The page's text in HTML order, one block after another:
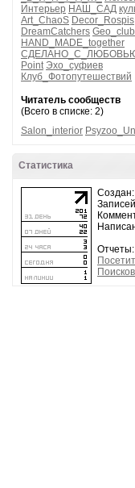
Интерьер НАШ_САД
Art_ChaoS Decor_Rospis
DreamCatchers Geo_club
HAND_MADE_together
Point Эхо_суфиев
Клуб_Фотопутешествий
Читатель сообществ
(Всего в списке: 2)
Salon_interior
Статистика
Отчеты: